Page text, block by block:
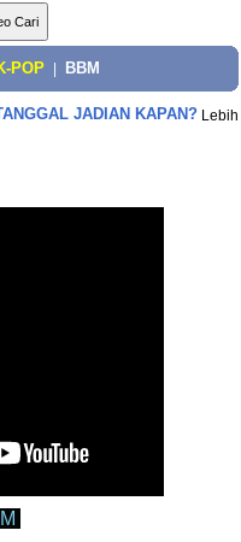
POP BBM
JADIAN KAPAN? Lebih